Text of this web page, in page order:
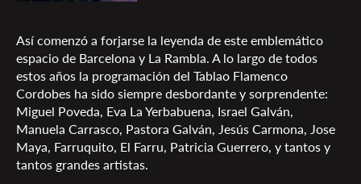
Así comenzó a forjarse la leyenda de este emblemático
espacio de Barcelona y La Rambla. A lo largo de todos
estos años la programación del Tablao Flamenco
Cordobes ha sido siempre desbordante y sorprendente:
Miguel Poveda, Eva La Yerbabuena, Israel Galván,
Manuela Carrasco, Pastora Galván, Jesús Carmona, Jose
Maya, Farruquito, El Farru, Patricia Guerrero, y tantos y
tantos grandes artistas.